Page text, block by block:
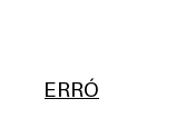
ERRÓ